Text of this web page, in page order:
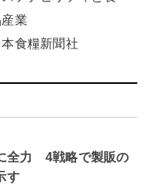
業
本食糧新聞社
全力 4戦略で製販の
す